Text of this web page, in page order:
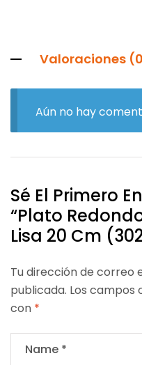
Valoraciones
Aún no hay
Sé El Primero
“Plato
Lisa 20 Cm
Tu dirección de correo
publicada. Los campos
con *